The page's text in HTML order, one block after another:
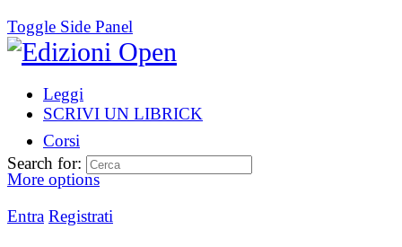
Toggle Side Panel
Leggi
SCRIVI UN LIBRICK
Corsi
More options
Entra Registrati
Search for: